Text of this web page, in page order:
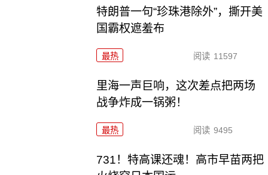
特朗普一句“珍珠港除外”，撕开美
国霸权遮羞布
最热 阅读 11597
里海一声巨响，这次差点把两场
战争炸成一锅粥！
最热 阅读 9495
731！特高课还魂！高市早苗两把